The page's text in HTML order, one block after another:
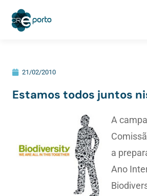
21/02/2010
Estamos todos juntos
A
a
Ano